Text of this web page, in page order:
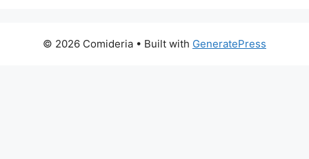
© 2026 Comideria • Built with GeneratePress